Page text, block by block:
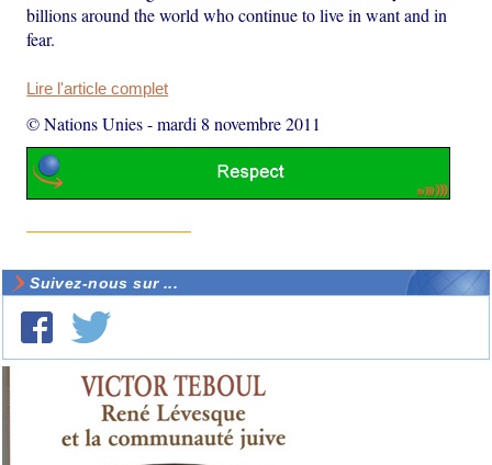
billions around the world who continue to live in want and in
fear.
Lire l'article complet
© Nations Unies-mardi 8 novembre 2011
Suivez-nous sur ...